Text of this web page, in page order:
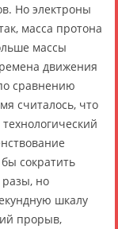
Но электроны
масса протона
массы
движения
сравнению
считалось, что
сократить
разы, но
шкалу
прорыв,